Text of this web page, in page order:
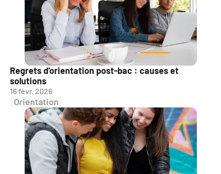
Regrets d’orientation post-bac : causes et
solutions
16 févr. 2026
Orientation